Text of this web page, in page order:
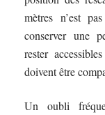
mètres n’est
conserver une
rester
doivent être
Un oubli